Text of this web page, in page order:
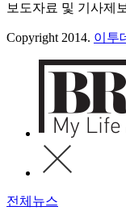
보도자료 및 기사제
Copyright 2014. 이투
전체뉴스